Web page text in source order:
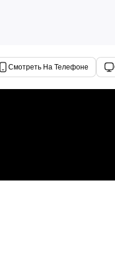
Смотреть На Телефоне